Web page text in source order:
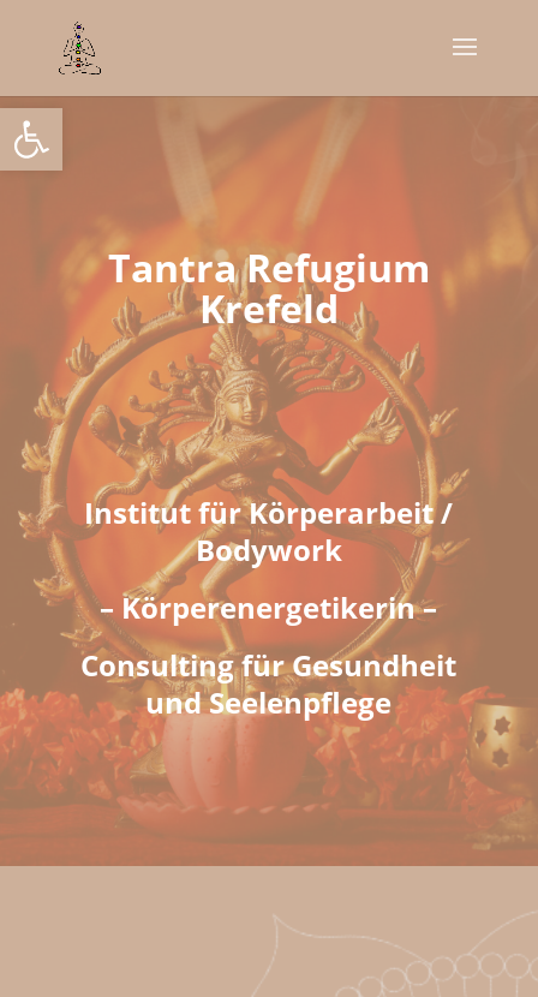
Open toolbar
Tantra Refugium
Krefeld
Institut für Körperarbeit /
Bodywork
– Körperenergetikerin –
Consulting für Gesundheit
und Seelenpflege